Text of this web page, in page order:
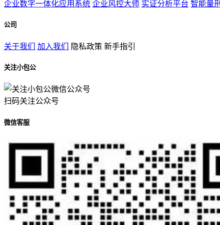
企业数字一体化应用系统 企业风控大师 实证分析平台 智能量
公司
关于我们 加入我们 隐私政策 新手指引
关注小包公
扫码关注公众号
微信客服